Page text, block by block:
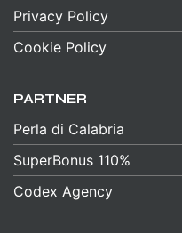
Privacy Policy
Cookie Policy
PARTNER
Perla di Calabria
SuperBonus 110%
Codex Agency